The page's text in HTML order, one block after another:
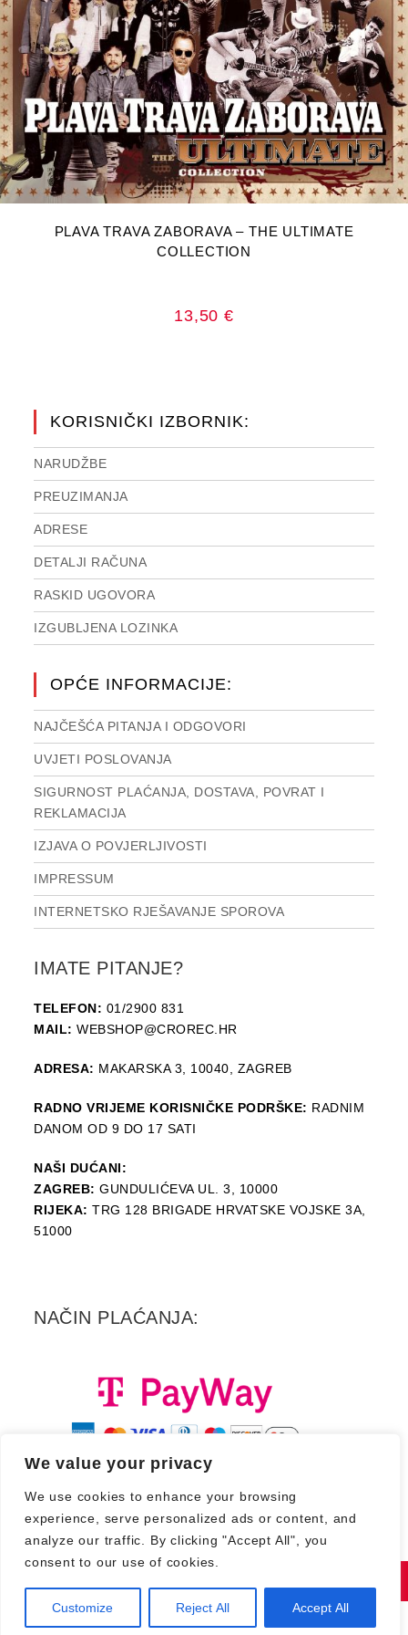
We value your privacy
We use cookies to enhance your browsing
experience, serve personalized ads or content, and
analyze our traffic. By clicking "Accept All", you
consent to our use of cookies.
Customize Reject All Accept All
PLAVA TRAVA ZABORAVA – THE ULTIMATE
COLLECTION
13,50 €
KORISNIČKI IZBORNIK:
NARUDŽBE
PREUZIMANJA
ADRESE
DETALJI RAČUNA
RASKID UGOVORA
IZGUBLJENA LOZINKA
OPĆE INFORMACIJE:
NAJČEŠĆA PITANJA I ODGOVORI
UVJETI POSLOVANJA
SIGURNOST PLAĆANJA, DOSTAVA, POVRAT I
REKLAMACIJA
IZJAVA O POVJERLJIVOSTI
IMPRESSUM
INTERNETSKO RJEŠAVANJE SPOROVA
IMATE PITANJE?
TELEFON: 01/2900 831
MAIL: WEBSHOP@CROREC.HR
ADRESA: MAKARSKA 3, 10040, ZAGREB
RADNO VRIJEME KORISNIČKE PODRŠKE: RADNIM
DANOM OD 9 DO 17 SATI
NAŠI DUĆANI:
ZAGREB: GUNDULIĆEVA UL. 3, 10000
RIJEKA: TRG 128 BRIGADE HRVATSKE VOJSKE 3A,
51000
NAČIN PLAĆANJA: